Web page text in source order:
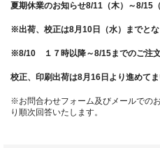
夏期休業のお知らせ8/11（木）～8/15
※出荷、校正は8月10日（水）までとな
※8/10 １７時以降～8/15までのご注
校正、印刷出荷は8月16日より進めてま
※お問合わせフォーム及びメールでの
り順次回答いたします。